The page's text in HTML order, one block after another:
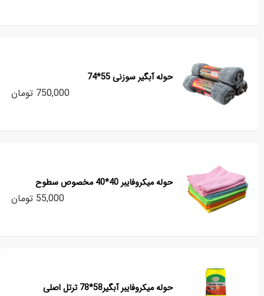
حوله آبگیر سوزنی 55*74
750,000 تومان
حوله میکروفایبر 40*40 مخصوص سطوح
55,000 تومان
حوله میکروفایبر آبگیر58*78 ترتل اصلی